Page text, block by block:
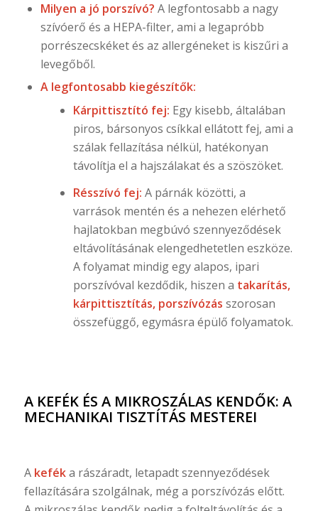
Milyen a jó porszívó? A legfontosabb a nagy
szívóerő és a HEPA-filter, ami a legapróbb
porrészecskéket és az allergéneket is kiszűri a
levegőből.
A legfontosabb kiegészítők:
Kárpittisztító fej: Egy kisebb, általában
piros, bársonyos csíkkal ellátott fej, ami a
szálak fellazítása nélkül, hatékonyan
távolítja el a hajszálakat és a szöszöket.
Résszívó fej: A párnák közötti, a
varrások mentén és a nehezen elérhető
hajlatokban megbúvó szennyeződések
eltávolításának elengedhetetlen eszköze.
A folyamat mindig egy alapos, ipari
porszívóval kezdődik, hiszen a takarítás,
kárpittisztítás, porszívózás szorosan
összefüggő, egymásra épülő folyamatok.
A KEFÉK ÉS A MIKROSZÁLAS KENDŐK: A
MECHANIKAI TISZTÍTÁS MESTEREI
A keféka rászáradt, letapadt szennyeződések
fellazítására szolgálnak, még a porszívózás előtt.